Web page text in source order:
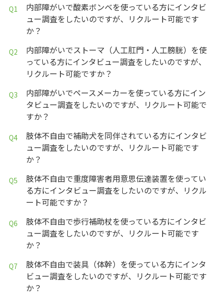
内部障がいで酸素ボンベを使っている方にインタビ
ュー調査をしたいのですが、リクルート可能です
か？
内部障がいでストーマ（人工肛門・人工膀胱）を使
っている方にインタビュー調査をしたいのですが、
リクルート可能ですか？
内部障がいでペースメーカーを使っている方にイン
タビュー調査をしたいのですが、リクルート可能で
すか？
肢体不自由で補助犬を同伴されている方にインタビ
ュー調査をしたいのですが、リクルート可能です
か？
肢体不自由で重度障害者用意思伝達装置を使ってい
る方にインタビュー調査をしたいのですが、リクル
ート可能ですか？
肢体不自由で歩行補助杖を使っている方にインタビ
ュー調査をしたいのですが、リクルート可能です
か？
肢体不自由で装具（体幹）を使っている方にインタ
ビュー調査をしたいのですが、リクルート可能です
か？